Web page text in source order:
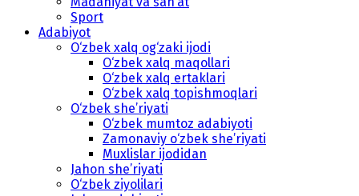
Sport
Adabiyot
O‘zbek xalq og‘zaki ijodi
O‘zbek xalq maqollari
O‘zbek xalq ertaklari
O‘zbek xalq topishmoqlari
O‘zbek she’riyati
O‘zbek mumtoz adabiyoti
Zamonaviy o‘zbek she’riyati
Muxlislar ijodidan
Jahon she’riyati
O‘zbek ziyolilari